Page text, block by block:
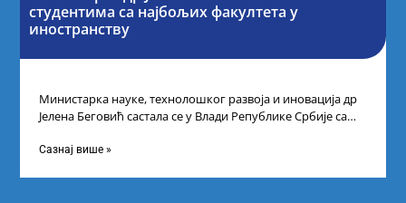
студентима са најбољих факултета у
иностранству
Министарка науке, технолошког развоја и иновација др
Јелена Беговић састала се у Влади Републике Србије са
Сазнај више »